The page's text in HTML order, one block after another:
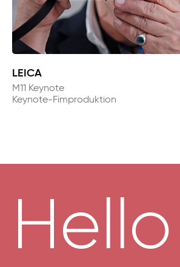
LEICA
M11 Keynote
Keynote-Fimproduktion